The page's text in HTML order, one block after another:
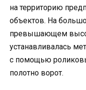
на территорию
объектов. На
превышающем
устанавливалась
с помощью
полотно ворот.